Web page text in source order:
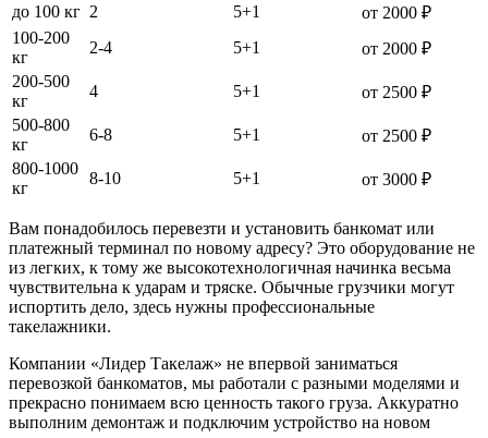
до 100 кг 2 5+1
от 2000 ₽
100-200
кг
2-4 5+1
от 2000 ₽
200-500
кг
4 5+1
от 2500 ₽
500-800
кг
6-8 5+1
от 2500 ₽
800-1000
кг
8-10 5+1 от 3000 ₽
Вам понадобилось перевезти и установить банкомат или
платежный терминал по новому адресу? Это оборудование не
из легких, к тому же высокотехнологичная начинка весьма
чувствительна к ударам и тряске. Обычные грузчики могут
испортить дело, здесь нужны профессиональные
такелажники.
Компании «Лидер Такелаж» не впервой заниматься
перевозкой банкоматов, мы работали с разными моделями и
прекрасно понимаем всю ценность такого груза. Аккуратно
выполним демонтаж и подключим устройство на новом